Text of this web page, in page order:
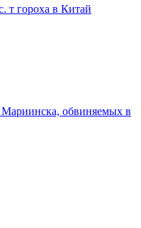
т гороха в Китай
Мариинска, обвиняемых в